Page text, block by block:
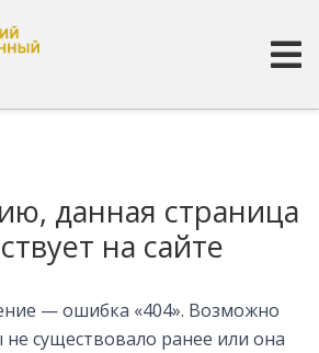
данная страница
на сайте
— ошибка «404». Возможно
существовало ранее или она